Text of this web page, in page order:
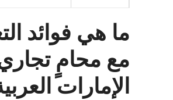
ما هي فوائد
مع محامٍ
الإمارات